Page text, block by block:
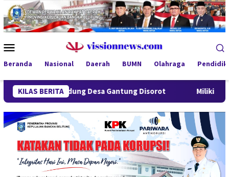
Loncat
ke
konten
Mobile
Beranda Nasional Daerah BUMN Olahraga
KILAS BERITA
Lindung Desa Gantung Disorot Miliki Sabu 50 Gram,